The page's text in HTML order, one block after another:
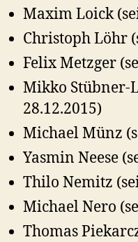
Maxim Loick
Christoph Löhr
Felix Metzger
Mikko Stübner-
28.12.2015)
Michael Münz
Yasmin Neese
Thilo Nemitz
Michael Nero
Thomas